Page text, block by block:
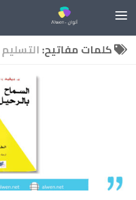
كلمات مفاتيح:التسليم